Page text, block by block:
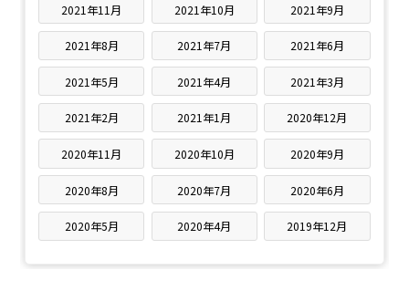
2021年11月 2021年10月 2021年9月
2021年8月 2021年7月 2021年6月
2021年5月 2021年4月 2021年3月
2021年2月 2021年1月 2020年12月
2020年11月 2020年10月 2020年9月
2020年8月 2020年7月 2020年6月
2020年5月 2020年4月 2019年12月